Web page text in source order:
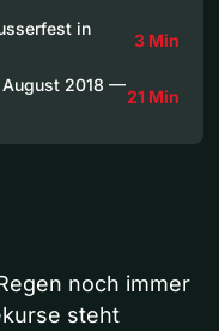
in
3 Min
2018 —
21 Min
noch immer
steht